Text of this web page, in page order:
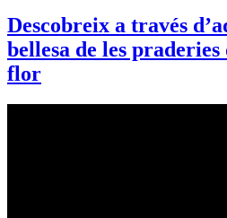
Descobreix a través
bellesa de les praderies
flor